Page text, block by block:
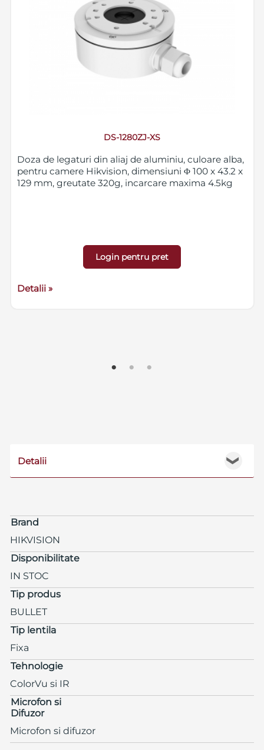
DS-1280ZJ-XS
Doza de legaturi din aliaj de aluminiu, culoare alba,
pentru camere Hikvision, dimensiuni Φ 100 x 43.2 x
129 mm, greutate 320g, incarcare maxima 4.5kg
Login pentru pret
Detalii »
❯
Detalii
Brand
HIKVISION
Disponibilitate
IN STOC
Tip produs
BULLET
Tip lentila
Fixa
Tehnologie
ColorVu si IR
Microfon si
Difuzor
Microfon si difuzor